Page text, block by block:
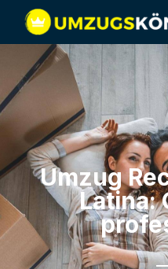
Umzug
Latina: